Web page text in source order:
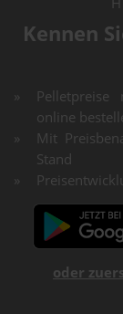
Kennen
online
Mit
Stand
oder